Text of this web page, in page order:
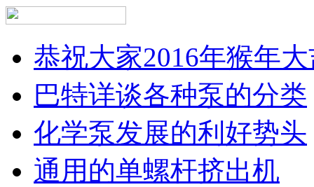
恭祝大家2016年猴年
巴特详谈各种泵的分类
化学泵发展的利好势头
通用的单螺杆挤出机